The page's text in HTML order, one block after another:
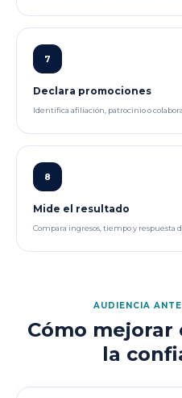
7
Declara promociones
Identifica afiliación, patrocinio o
8
Mide el resultado
Compara ingresos, tiempo y respuesta
AUDIENCIA
Cómo mejorar
la